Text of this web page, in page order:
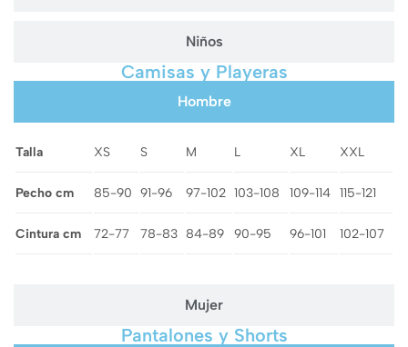
Niños
Camisas y Playeras
Hombre
Mujer
Talla XS S M L XL XXL
Pecho cm 85-90 91-96 97-102 103-108 109-114 115-121
Cintura cm 72-77 78-83 84-89 90-95 96-101 102-107
Pantalones y Shorts